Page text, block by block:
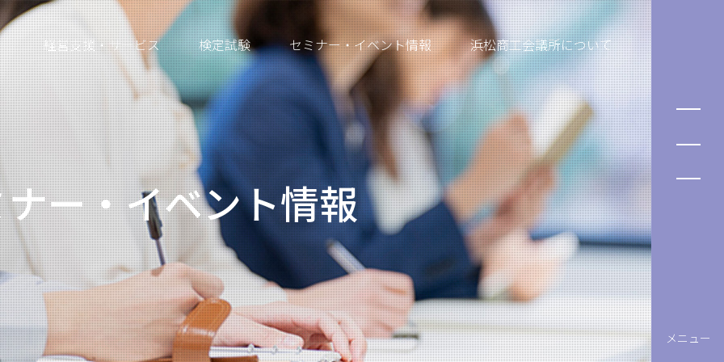
経営支援・サービス 検定試験 セミナー・イベント情報 浜松商工会議所について
メニュー
ー・イベント情報